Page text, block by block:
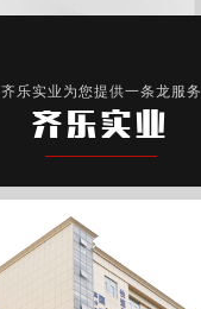
齐乐实业为您提供一条龙服务
齐乐实业